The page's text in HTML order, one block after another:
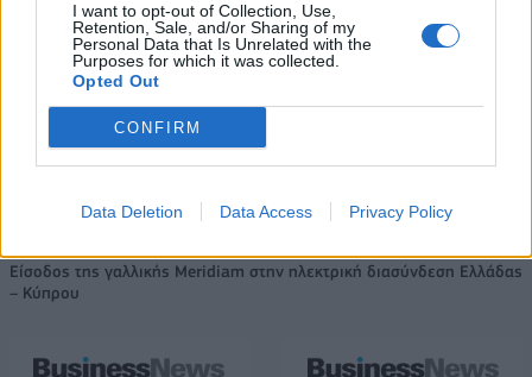
I want to opt-out of Collection, Use,
Retention, Sale, and/or Sharing of my
Personal Data that Is Unrelated with the
Purposes for which it was collected.
Opted Out
CONFIRM
Data Deletion Data Access Privacy Policy
Το FIAT 500 Hybrid τώρα από 18.990 ευρώ
Ντουράντ: "Ο Γιάννης θα
μπορούσε να 'ναι ο κορυφαίος
Είσοδος της γαλλικής Meridiam στην ηλεκτρική διασύνδεση Ελλάδας
– Κύπρου